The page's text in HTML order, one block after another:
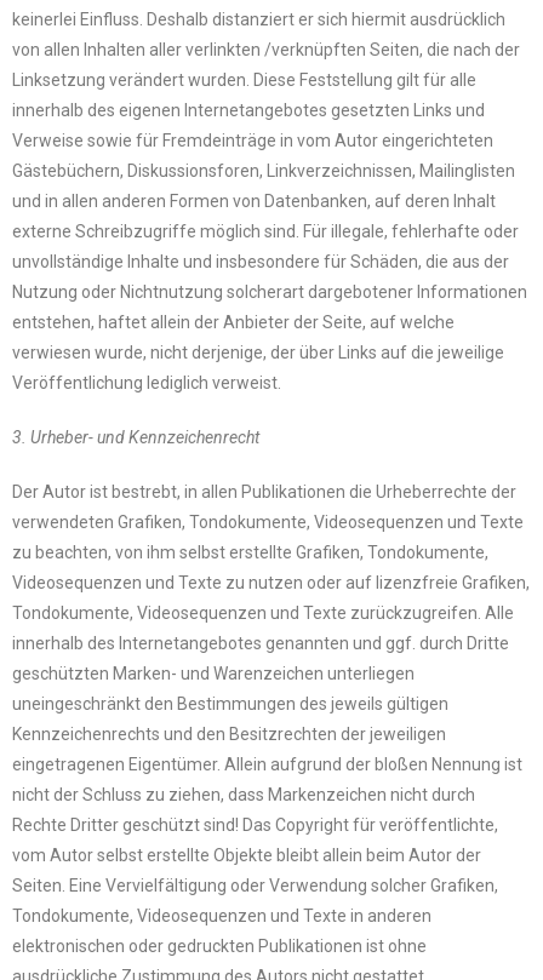
keinerlei Einfluss. Deshalb distanziert er sich hiermit ausdrücklich
von allen Inhalten aller verlinkten /verknüpften Seiten, die nach der
Linksetzung verändert wurden. Diese Feststellung gilt für alle
innerhalb des eigenen Internetangebotes gesetzten Links und
Verweise sowie für Fremdeinträge in vom Autor eingerichteten
Gästebüchern, Diskussionsforen, Linkverzeichnissen, Mailinglisten
und in allen anderen Formen von Datenbanken, auf deren Inhalt
externe Schreibzugriffe möglich sind. Für illegale, fehlerhafte oder
unvollständige Inhalte und insbesondere für Schäden, die aus der
Nutzung oder Nichtnutzung solcherart dargebotener Informationen
entstehen, haftet allein der Anbieter der Seite, auf welche
verwiesen wurde, nicht derjenige, der über Links auf die jeweilige
Veröffentlichung lediglich verweist.
3. Urheber- und Kennzeichenrecht
Der Autor ist bestrebt, in allen Publikationen die Urheberrechte der
verwendeten Grafiken, Tondokumente, Videosequenzen und Texte
zu beachten, von ihm selbst erstellte Grafiken, Tondokumente,
Videosequenzen und Texte zu nutzen oder auf lizenzfreie Grafiken,
Tondokumente, Videosequenzen und Texte zurückzugreifen. Alle
innerhalb des Internetangebotes genannten und ggf. durch Dritte
geschützten Marken- und Warenzeichen unterliegen
uneingeschränkt den Bestimmungen des jeweils gültigen
Kennzeichenrechts und den Besitzrechten der jeweiligen
eingetragenen Eigentümer. Allein aufgrund der bloßen Nennung ist
nicht der Schluss zu ziehen, dass Markenzeichen nicht durch
Rechte Dritter geschützt sind! Das Copyright für veröffentlichte,
vom Autor selbst erstellte Objekte bleibt allein beim Autor der
Seiten. Eine Vervielfältigung oder Verwendung solcher Grafiken,
Tondokumente, Videosequenzen und Texte in anderen
elektronischen oder gedruckten Publikationen ist ohne